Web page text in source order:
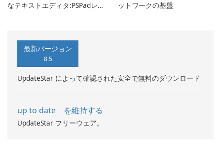
なテキストエディタ:PSPadレ
ットワークの基盤
最新バージョン
8.5
UpdateStar によって確認された安全で無料のダウンロード
up to date を維持する
UpdateStar フリーウェア。